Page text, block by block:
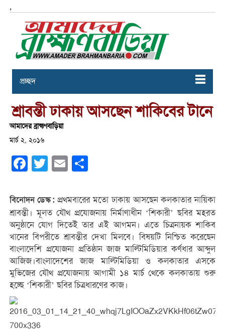
,
প্রচ্ছদ
শ্রাবন্তী ঢাকায় আসছেন শাকিবের টানে
আমাদের ব্রাহ্মণবাড়িয়া
মার্চ ২, ২০১৬
Facebook
Twitter Email
বিনোদন ডেস্ক : প্রথমবারের মতো ঢাকায় আসছেন কলকাতার নায়িকা
শ্রাবন্তী। মূলত যৌথ প্রযোজনায় নির্মাণাধীন ‘শিকারী’ ছবির মহরত
অনুষ্ঠানে যোগ দিতেই তার এই আগমন। এতে চিত্রনায়ক শাকিব
খানের বিপরীতে শ্রাবন্তীর দেখা মিলবে। বিষয়টি নিশ্চিত করেছেন
বাংলাদেশি প্রযোজনা প্রতিষ্ঠান জাজ মাল্টিমিডিয়ার কর্ণধার আব্দুল
আজিজ।বাংলাদেশের জাজ মাল্টিমিডিয়া ও কলকাতার এসকে
মুভিজের যৌথ প্রযোজনায় আগামী ১৪ মার্চ থেকে কলকাতায় শুরু
হচ্ছে ‘শিকারী’ ছবির চিত্রধারণের কাজ।